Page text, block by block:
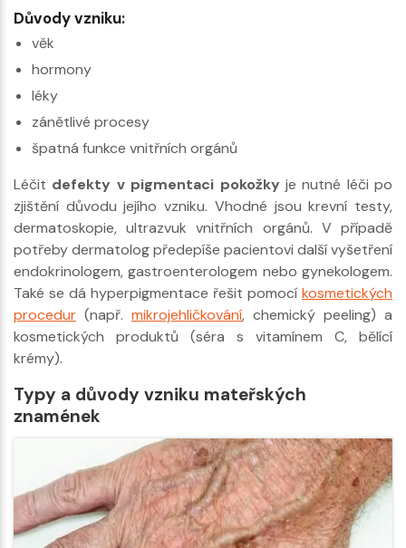
Důvody vzniku:
věk
hormony
léky
zánětlivé procesy
špatná funkce vnitřních orgánů
Léčit defekty v pigmentaci pokožky je nutné léči po
zjištění důvodu jejího vzniku. Vhodné jsou krevní testy,
dermatoskopie, ultrazvuk vnitřních orgánů. V případě
potřeby dermatolog předepíše pacientovi další vyšetření
endokrinologem, gastroenterologem nebo gynekologem.
Také se dá hyperpigmentace řešit pomocí kosmetických
procedur (např. mikrojehličkování, chemický peeling) a
kosmetických produktů (séra s vitamínem C, bělící
krémy).
Typy a důvody vzniku mateřských
znamének